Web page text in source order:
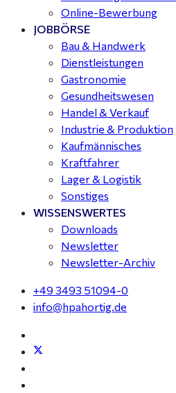
Online-Bewerbung
JOBBÖRSE
Bau & Handwerk
Dienstleistungen
Gastronomie
Gesundheitswesen
Handel & Verkauf
Industrie & Produktion
Kaufmännisches
Kraftfahrer
Lager & Logistik
Sonstiges
WISSENSWERTES
Downloads
Newsletter
Newsletter-Archiv
+49 3493 51094-0
info@hpahortig.de